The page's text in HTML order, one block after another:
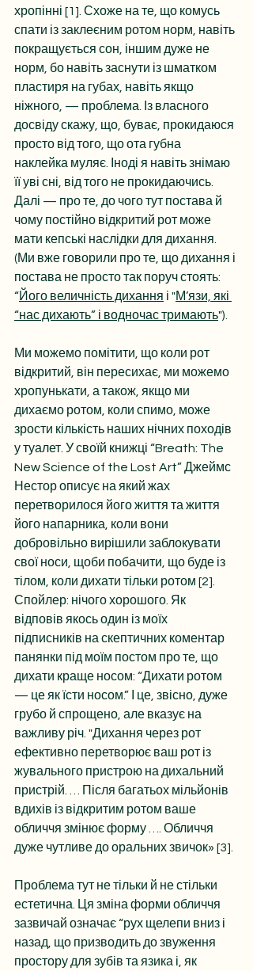
хропінні [1]. Схоже на те, що комусь
спати із заклеєним ротом норм, навіть
покращується сон, іншим дуже не
норм, бо навіть заснути із шматком
пластиря на губах, навіть якщо
ніжного, — проблема. Із власного
досвіду скажу, що, буває, прокидаюся
просто від того, що ота губна
наклейка муляє. Іноді я навіть знімаю
її уві сні, від того не прокидаючись.
Далі — про те, до чого тут постава й
чому постійно відкритий рот може
мати кепські наслідки для дихання.
(Ми вже говорили про те, що дихання і
постава не просто так поруч стоять:
“Його величність дихання і "М’язи, які
“нас дихають” і водночас тримають").
Ми можемо помітити, що коли рот
відкритий, він пересихає, ми можемо
хропунькати, а також, якщо ми
дихаємо ротом, коли спимо, може
зрости кількість наших нічних походів
у туалет. У своїй книжці “Breath: The
New Science of the Lost Art” Джеймс
Нестор описує на який жах
перетворилося його життя та життя
його напарника, коли вони
добровільно вирішили заблокувати
свої носи, щоби побачити, що буде із
тілом, коли дихати тільки ротом [2].
Спойлер: нічого хорошого. Як
відповів якось один із моїх
підписників на скептичних коментар
панянки під моїм постом про те, що
дихати краще носом: “Дихати ротом
— це як їсти носом.” І це, звісно, дуже
грубо й спрощено, але вказує на
важливу річ. "Дихання через рот
ефективно перетворює ваш рот із
жувального пристрою на дихальний
пристрій. … Після багатьох мільйонів
вдихів із відкритим ротом ваше
обличчя змінює форму …. Обличчя
дуже чутливе до оральних звичок» [3].
Проблема тут не тільки й не стільки
естетична. Ця зміна форми обличчя
зазвичай означає “рух щелепи вниз і
назад, що призводить до звуження
простору для зубів та язика і, як